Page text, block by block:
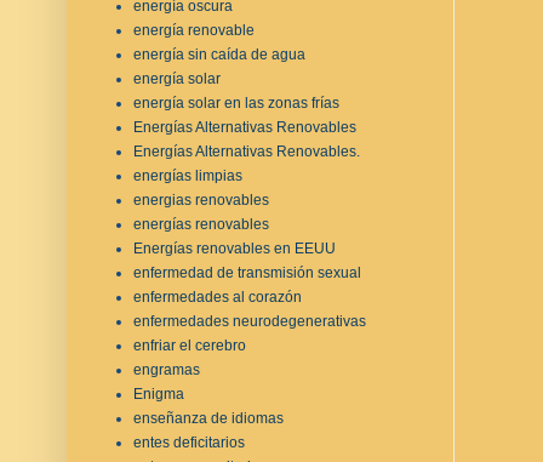
energía oscura
energía renovable
energía sin caída de agua
energía solar
energía solar en las zonas frías
Energías Alternativas Renovables
Energías Alternativas Renovables.
energías limpias
energias renovables
energías renovables
Energías renovables en EEUU
enfermedad de transmisión sexual
enfermedades al corazón
enfermedades neurodegenerativas
enfriar el cerebro
engramas
Enigma
enseñanza de idiomas
entes deficitarios